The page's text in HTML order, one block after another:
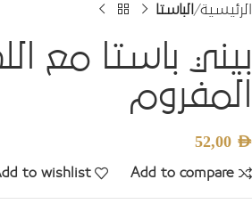
الرئيسية الباستا
بيني باستا مع
المفروم
52,00 AED
Add to compare
to wishlist